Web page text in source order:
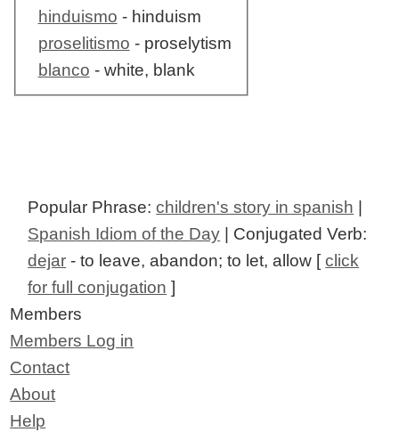
hinduismo - hinduism
proselitismo - proselytism
blanco - white, blank
Popular Phrase:children's story in spanish
Spanish Idiom of the Day | Conjugated Verb:
dejar - to leave, abandon; to let, allow [click
for full conjugation ]
Members
Members Log in
Contact
About
Help